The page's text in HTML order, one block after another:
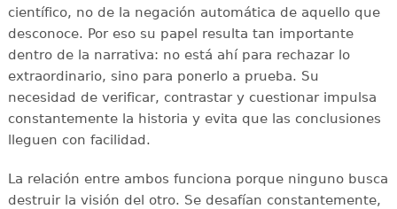
científico, no de la negación automática de aquello que
desconoce. Por eso su papel resulta tan importante
dentro de la narrativa: no está ahí para rechazar lo
extraordinario, sino para ponerlo a prueba. Su
necesidad de verificar, contrastar y cuestionar impulsa
constantemente la historia y evita que las conclusiones
lleguen con facilidad.
La relación entre ambos funciona porque ninguno busca
destruir la visión del otro. Se desafían constantemente,